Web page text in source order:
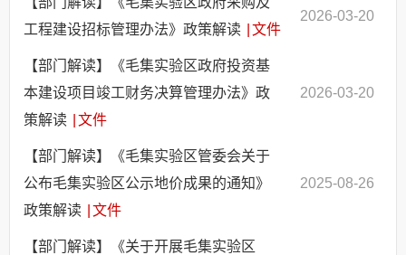
工程建设招标管理办法》政策解读
文件
2026-03-20
【部门解读】《毛集实验区政府投资基
本建设项目竣工财务决算管理办法》政
策解读
文件
2026-03-20
【部门解读】《毛集实验区管委会关于
公布毛集实验区公示地价成果的通知》
政策解读
文件
2025-08-26
【部门解读】《关于开展毛集实验区